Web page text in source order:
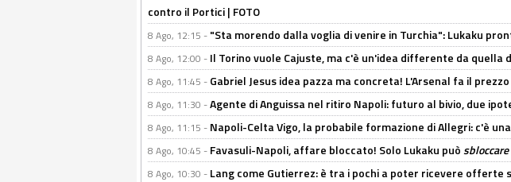
contro il Portici | FOTO
8 Ago, 12:15 - "Sta morendo dalla voglia di venire in Turchia": Lukaku
8 Ago, 12:00 - Il Torino vuole Cajuste, ma c'è un'idea differente da quella
8 Ago, 11:45 - Gabriel Jesus idea pazza ma concreta! L'Arsenal fa il
8 Ago, 11:30 -Agente di Anguissa nel ritiro Napoli: futuro al bivio, due
8 Ago, 11:15 - Napoli-Celta Vigo, la probabile formazione di Allegri: c'è
8 Ago, 10:45 - Favasuli-Napoli, affare bloccato! Solo Lukaku puòsbloccare
8 Ago, 10:30 - Lang come Gutierrez: è tra i pochi a poter ricevere offerte